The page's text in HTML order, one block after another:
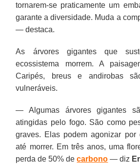
tornarem-se praticamente um
garante a diversidade. Muda a
— destaca.
As árvores gigantes que
ecossistema morrem. A
Caripés, breus e andirobas
vulneráveis.
— Algumas árvores gigantes
atingidas pelo fogo. São como
graves. Elas podem agonizar
até morrer. Em três anos, uma
perda de 50% decarbono — diz